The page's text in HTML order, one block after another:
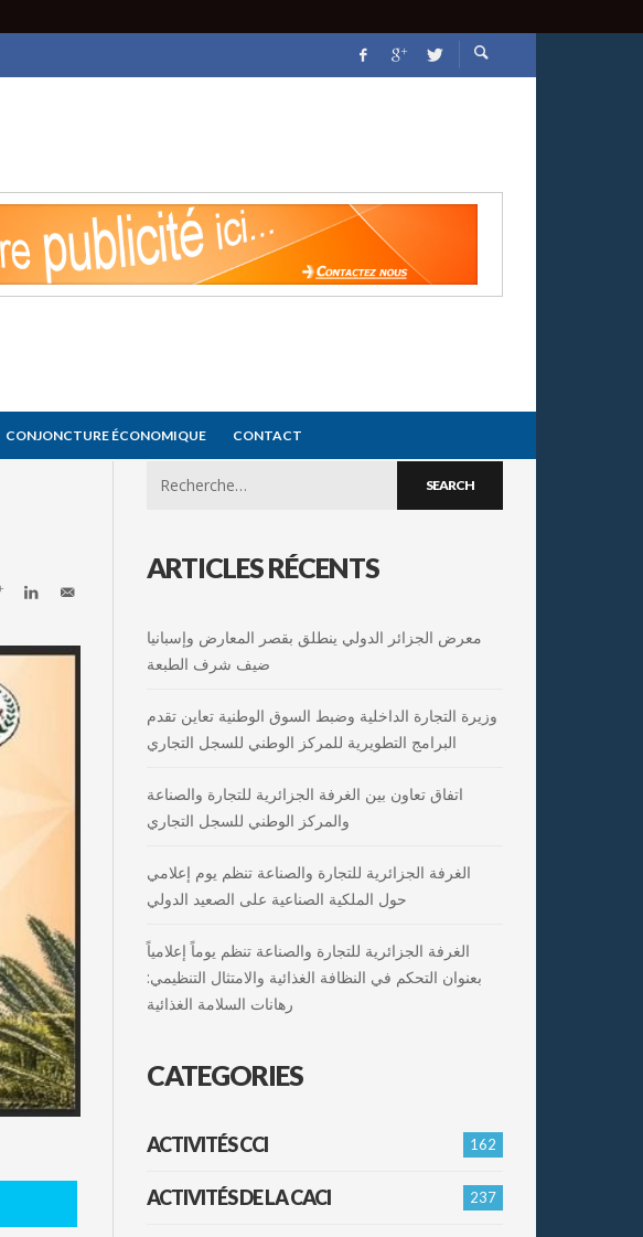
CONJONCTURE ÉCONOMIQUE CONTACT
Search
ARTICLES RÉCENTS
معرض الجزائر الدولي ينطلق بقصر المعارض وإسبانيا
ضيف شرف الطبعة
وزيرة التجارة الداخلية وضبط السوق الوطنية تعاين تقدم
البرامج التطويرية للمركز الوطني للسجل التجاري
اتفاق تعاون بين الغرفة الجزائرية للتجارة والصناعة
والمركز الوطني للسجل التجاري
الغرفة الجزائرية للتجارة والصناعة تنظم يوم إعلامي
حول الملكية الصناعية على الصعيد الدولي
الغرفة الجزائرية للتجارة والصناعة تنظم يوماً إعلامياً
بعنوان التحكم في النظافة الغذائية والامتثال التنظيمي:
رهانات السلامة الغذائية
CATEGORIES
162
ACTIVITÉS CCI
237
ACTIVITÉS DE LA CACI